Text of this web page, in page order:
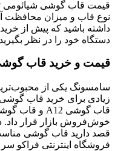
قیمت قاب گوشی شیائومی
نوع قاب و میزان محافظت آن
داشته باشید که پیش از
دستگاه خود را در نظر
قیمت و خرید قاب
سامسونگ یکی از
زیادی برای خرید قاب
خوش‌فروش بازار قرار
قصد دارید قاب گوشی مناسب
فروشگاه اینترنتی فراکو سر